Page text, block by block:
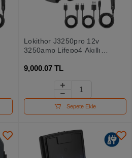
Lokithor J3250pro 12v
3250amp Lifepo4 Akıllı
+ Led Lamba
9,000.07 TL
Sepete Ekle